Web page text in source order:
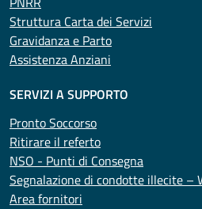
Struttura Carta dei Servizi
Gravidanza e Parto
Assistenza Anziani
SERVIZI A SUPPORTO
Pronto Soccorso
Ritirare il referto
NSO - Punti di Consegna
Segnalazione di condotte illecite –
Area fornitori